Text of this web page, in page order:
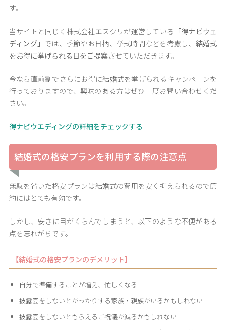
す。
当サイトと同じく株式会社エスクリが運営している 「得ナビウェ
ディング」 では、季節やお日柄、挙式時間などを考慮し、 結婚式
をお得に挙げられる日をご提案させていただきます。
今なら直前割でさらにお得に結婚式を挙げられるキャンペーンを
行っておりますので、興味のある方はぜひ一度お問い合わせくだ
さい。
得ナビウエディングの詳細をチェックする
結婚式の格安プランを利用する際の注意点
無駄を省いた格安プランは結婚式の費用を安く抑えられるので節
約にはとても有効です。
しかし、安さに目がくらんでしまうと、以下のような不便がある
点を忘れがちです。
【結婚式の格安プランのデメリット】
自分で準備することが増え、忙しくなる
披露宴をしないとがっかりする家族・親族がいるかもしれない
披露宴をしないともらえるご祝儀が減るかもしれない